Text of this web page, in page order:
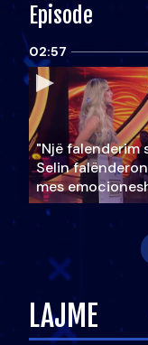
Episode
02:57
"Një falenderim
Selin
mes
LAJME